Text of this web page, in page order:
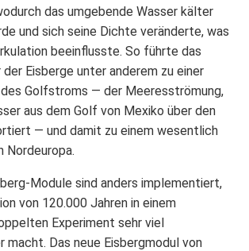
das umgebende Wasser kälter
und sich seine Dichte veränderte, was
beeinflusste. So führte das
Eisberge unter anderem zu einer
des Golfstroms — der Meeresströmung,
aus dem Golf von Mexiko über den
— und damit zu einem wesentlich
Nordeuropa.
Module sind anders implementiert,
von 120.000 Jahren in einem
Experiment sehr viel
macht. Das neue Eisbergmodul von